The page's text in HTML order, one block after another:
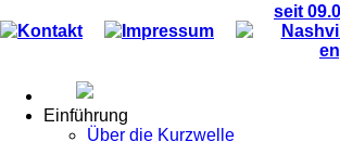
Kontakt Impressum
seit
Einführung
Über die Kurzwelle